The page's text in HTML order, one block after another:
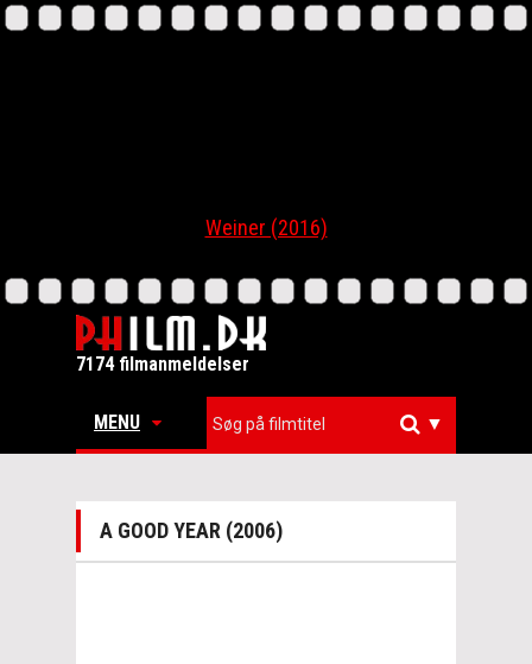
Weiner (2016)
7174 filmanmeldelser
MENU ▼
A GOOD YEAR (2006)